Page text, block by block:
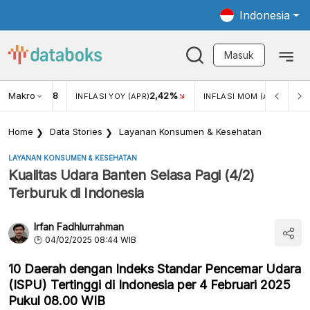
Indonesia
Masuk
Makro
USD/IDR 18 INFLASI YOY (APR)2,42% INFLASI MOM (APR) 0,13%
Home Data Stories Layanan Konsumen & Kesehatan
LAYANAN KONSUMEN & KESEHATAN
Kualitas Udara Banten Selasa Pagi (4/2)
Terburuk di Indonesia
Irfan Fadhlurrahman
04/02/2025 08:44 WIB
10 Daerah dengan Indeks Standar Pencemar Udara
(ISPU) Tertinggi di Indonesia per 4 Februari 2025
Pukul 08.00 WIB